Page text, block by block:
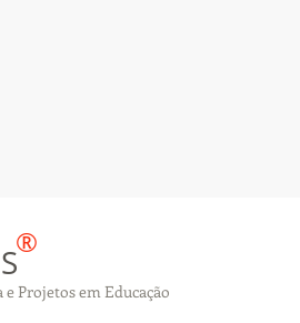
e Projetos em Educação
®